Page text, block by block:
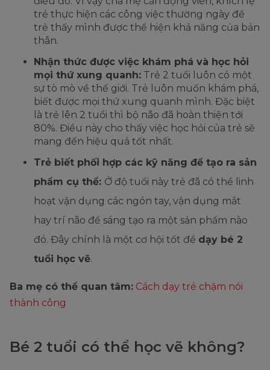
trẻ thực hiện các công việc thường ngày để
trẻ thấy mình được thể hiện khả năng của bản
thân.
Nhận thức được việc khám phá và học hỏi
mọi thứ xung quanh: Trẻ 2 tuổi luôn có một
sự tò mò về thế giới. Trẻ luôn muốn khám phá,
biết được mọi thứ xung quanh mình. Đặc biệt
là trẻ lên 2 tuổi thì bộ não đã hoàn thiện tới
80%. Điều này cho thấy việc học hỏi của trẻ sẽ
mang đến hiệu quả tốt nhất.
Trẻ biết phối hợp các kỹ năng để tạo ra sản
phẩm cụ thể: Ở độ tuổi này trẻ đã có thể linh
hoạt vận dụng các ngón tay, vận dụng mắt
hay trí não để sáng tạo ra một sản phẩm nào
đó. Đây chính là một cơ hội tốt để dạy bé 2
tuổi học vẽ.
Ba mẹ có thể quan tâm: Cách dạy trẻ chậm nói
thành công
Bé 2 tuổi có thể học vẽ không?